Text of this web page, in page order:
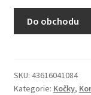
N&D Farmina
Pamlsky pro
Do obchodu
SKU: 43616041084
Kategorie: Kočky,